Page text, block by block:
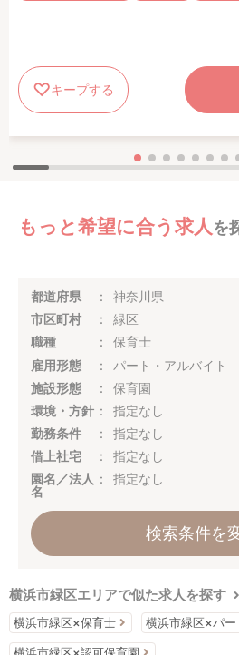
キープする
もっと希望に合う求人 を
都道府県
神奈川県
市区町村
緑区
職種
保育士
雇用形態
パート・アルバイト
施設形態
保育園
環境・方針
指定なし
勤務条件
指定なし
借上社宅
指定なし
園名／法人
名
指定なし
検索条件を
横浜市緑区エリアで似た求人を探す
横浜市緑区×保育士 横浜市緑区×パー